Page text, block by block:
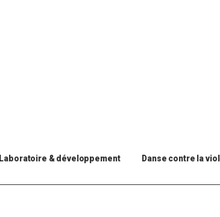
Laboratoire & développement Danse contre la